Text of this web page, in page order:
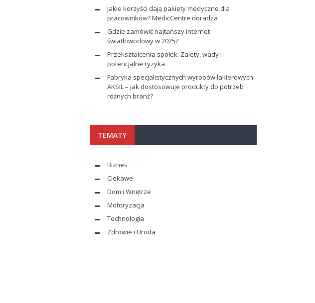
Jakie korzyści dają pakiety medyczne dla
pracowników? MedicCentre doradza
Gdzie zamówić najtańszy internet
światłowodowy w 2025?
Przekształcenia spółek: Zalety, wady i
potencjalne ryzyka
Fabryka specjalistycznych wyrobów lakierowych
AKSIL – jak dostosowuje produkty do potrzeb
różnych branż?
TEMATY
Biznes
Ciekawe
Dom i Wnętrze
Motoryzacja
Technologia
Zdrowie i Uroda